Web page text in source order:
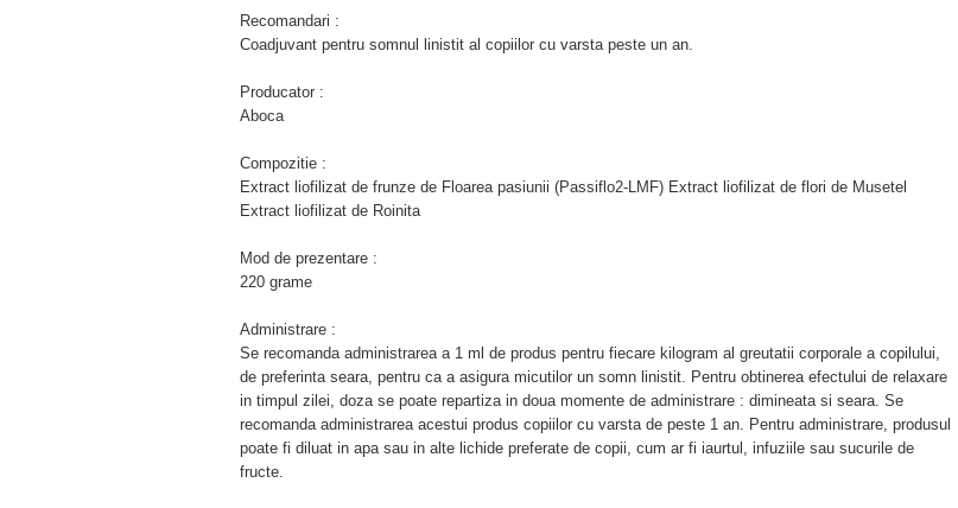
Recomandari :
Coadjuvant pentru somnul linistit al copiilor cu varsta peste un an.
Producator :
Aboca
Compozitie :
Extract liofilizat de frunze de Floarea pasiunii (Passiflo2-LMF) Extract liofilizat de flori de Musetel
Extract liofilizat de Roinita
Mod de prezentare :
220 grame
Administrare :
Se recomanda administrarea a 1 ml de produs pentru fiecare kilogram al greutatii corporale a copilului,
de preferinta seara, pentru ca a asigura micutilor un somn linistit. Pentru obtinerea efectului de relaxare
in timpul zilei, doza se poate repartiza in doua momente de administrare : dimineata si seara. Se
recomanda administrarea acestui produs copiilor cu varsta de peste 1 an. Pentru administrare, produsul
poate fi diluat in apa sau in alte lichide preferate de copii, cum ar fi iaurtul, infuziile sau sucurile de
fructe.